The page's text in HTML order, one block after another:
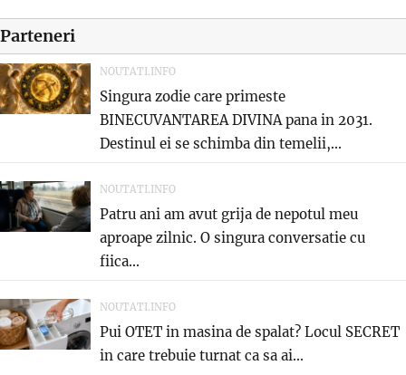
Parteneri
NOUTATI.INFO
Singura zodie care primeste
BINECUVANTAREA DIVINA pana in 2031.
Destinul ei se schimba din temelii,...
NOUTATI.INFO
Patru ani am avut grija de nepotul meu
aproape zilnic. O singura conversatie cu
fiica...
NOUTATI.INFO
Pui OTET in masina de spalat? Locul SECRET
in care trebuie turnat ca sa ai...